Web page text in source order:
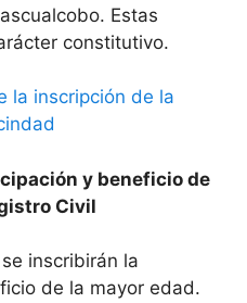
Estas
constitutivo.
la inscripción de la
y beneficio de
Civil
inscribirán la
de la mayor edad.